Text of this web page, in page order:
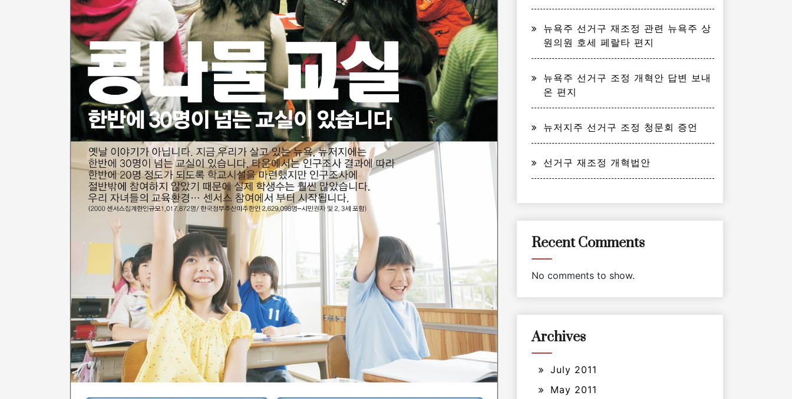
뉴욕주 선거구 재조정 관련 뉴욕주 상
원의원 호세 페랄타 편지
뉴욕주 선거구 조정 개혁안 답변 보내
온 편지
뉴저지주 선거구 조정 청문회 증언
선거구 재조정 개혁법안
Recent Comments
No comments to show.
Archives
July 2011
May 2011